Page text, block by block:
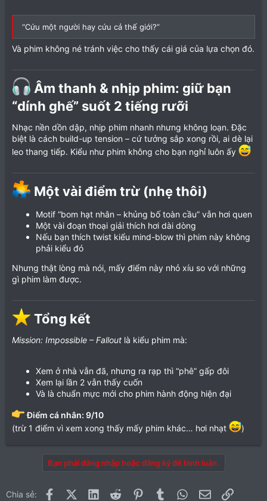
“Cứu một người hay cứu cả thế giới?”
Và phim không né tránh việc cho thấy cái giá của lựa chọn đó.
Âm thanh & nhịp phim: giữ bạn
“dính ghế” suốt 2 tiếng rưỡi​
Nhạc nền dồn dập, nhịp phim nhanh nhưng không loạn. Đặc
biệt là cách build-up tension – cứ tưởng sắp xong rồi, ai dè lại
leo thang tiếp. Kiểu như phim không cho bạn nghỉ luôn ấy
Một vài điểm trừ (nhẹ thôi)​
Motif “bom hạt nhân – khủng bố toàn cầu” vẫn hơi quen
Một vài đoạn thoại giải thích hơi dài dòng
Nếu bạn thích twist kiểu mind-blow thì phim này không
phải kiểu đó
Nhưng thật lòng mà nói, mấy điểm này nhỏ xíu so với những
gì phim làm được.
Tổng kết​
Mission: Impossible – Fallout là kiểu phim mà:
Xem ở nhà vẫn đã, nhưng ra rạp thì “phê” gấp đôi
Xem lại lần 2 vẫn thấy cuốn
Và là chuẩn mực mới cho phim hành động hiện đại
Điểm cá nhân: 9/10
(trừ 1 điểm vì xem xong thấy mấy phim khác… hơi nhạt
)
Bạn phải đăng nhập hoặc đăng ký để bình luận.
Chia sẻ: FacebookX (Twitter)
LinkedInReddit PinterestTumblr WhatsApp
Email Link